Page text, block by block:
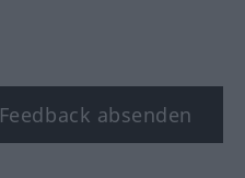
Feedback absenden